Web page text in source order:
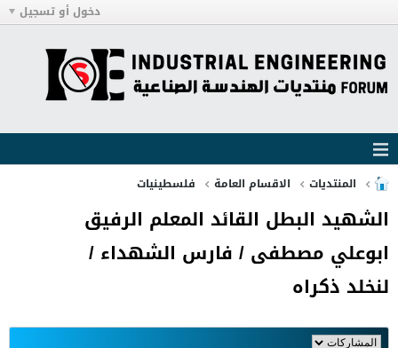
دخول أو تسجيل
المنتديات الاقسام العامة فلسطينيات
الشهيد البطل القائد المعلم الرفيق
ابوعلي مصطفى / فارس الشهداء /
لنخلد ذكراه